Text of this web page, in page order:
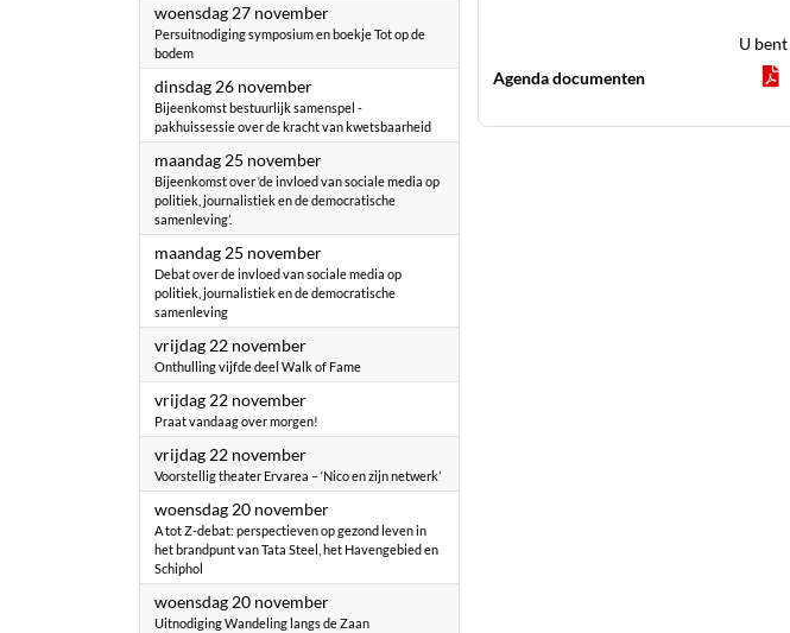
woensdag 27 november2024
Persuitnodiging symposium en boekje Tot op de
bodem
dinsdag 26 november2024
Bijeenkomst bestuurlijk samenspel -
pakhuissessie over de kracht van kwetsbaarheid
maandag 25 november2024
Bijeenkomst over ‘de invloed van sociale media op
politiek, journalistiek en de democratische
samenleving’.
maandag 25 november2024
Debat over de invloed van sociale media op
politiek, journalistiek en de democratische
samenleving
vrijdag 22 november2024
Onthulling vijfde deel Walk of Fame
vrijdag 22 november2024
Praat vandaag over morgen!
vrijdag 22 november2024
Voorstellig theater Ervarea – ‘Nico en zijn netwerk’
woensdag 20 november2024
A tot Z-debat: perspectieven op gezond leven in
het brandpunt van Tata Steel, het Havengebied en
Schiphol
woensdag 20 november2024
Uitnodiging Wandeling langs de Zaan
U
Agenda documenten